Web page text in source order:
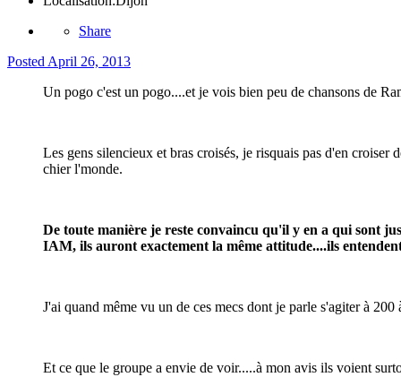
Share
Posted April 26, 2013
Un pogo c'est un pogo....et je vois bien peu de chansons de
Les gens silencieux et bras croisés, je risquais pas d'en
chier l'monde.
De toute manière je reste convaincu qu'il y en a qui sont
IAM, ils auront exactement la même attitude....ils
J'ai quand même vu un de ces mecs dont je parle s'agiter à
Et ce que le groupe a envie de voir.....à mon avis ils voient